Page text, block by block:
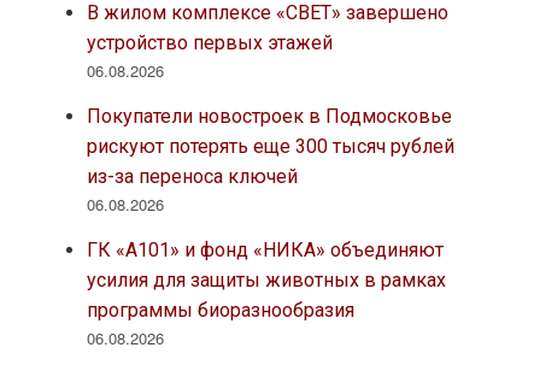
В жилом комплексе «СВЕТ» завершено
устройство первых этажей
06.08.2026
Покупатели новостроек в Подмосковье
рискуют потерять еще 300 тысяч рублей
из-за переноса ключей
06.08.2026
ГК «А101» и фонд «НИКА» объединяют
усилия для защиты животных в рамках
программы биоразнообразия
06.08.2026